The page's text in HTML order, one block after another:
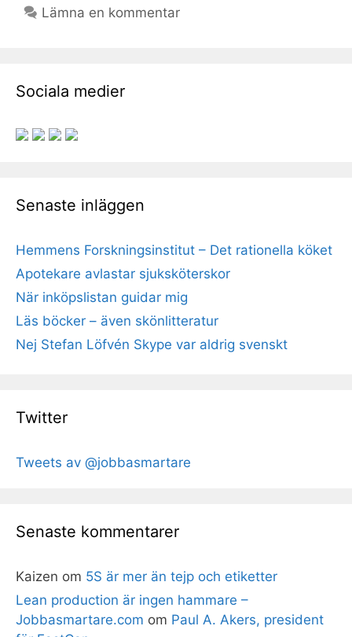
Lämna en kommentar
Sociala medier
Senaste inläggen
Hemmens Forskningsinstitut – Det rationella köket
Apotekare avlastar sjuksköterskor
När inköpslistan guidar mig
Läs böcker – även skönlitteratur
Nej Stefan Löfvén Skype var aldrig svenskt
Twitter
Tweets av @jobbasmartare
Senaste kommentarer
Kaizen om 5S är mer än tejp och etiketter
Lean production är ingen hammare –
Jobbasmartare.com om Paul A. Akers, president